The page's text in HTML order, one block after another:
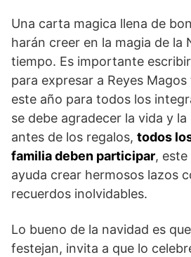
Una carta magica llena de
harán creer en la magia de la
tiempo. Es importante
para expresar a Reyes
este año para todos los
se debe agradecer la vida y
antes de los regalos, todos
familia deben participar,
ayuda crear hermosos lazos
recuerdos inolvidables.
Lo bueno de la navidad es
festejan, invita a que lo